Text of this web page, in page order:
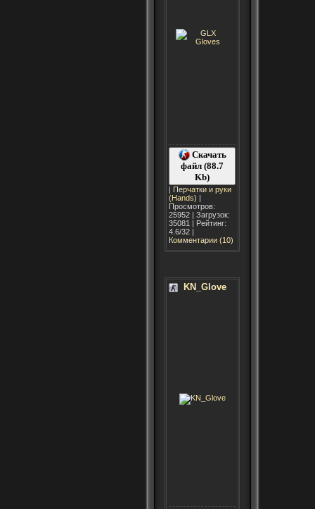
Скачать
файл (88.7
Kb)
| Перчатки и руки
(Hands) |
Просмотров:
25952 | Загрузок:
35081 | Рейтинг:
4.6/32 |
Комментарии (10)
KN_Glove